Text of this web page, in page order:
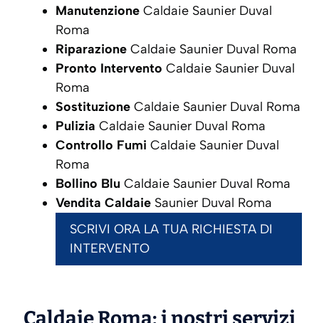
Manutenzione Caldaie Saunier Duval
Roma
Riparazione Caldaie Saunier Duval Roma
Pronto Intervento Caldaie Saunier Duval
Roma
Sostituzione Caldaie Saunier Duval Roma
Pulizia Caldaie Saunier Duval Roma
Controllo Fumi Caldaie Saunier Duval
Roma
Bollino Blu Caldaie Saunier Duval Roma
Vendita Caldaie Saunier Duval Roma
SCRIVI ORA LA TUA RICHIESTA DI
INTERVENTO